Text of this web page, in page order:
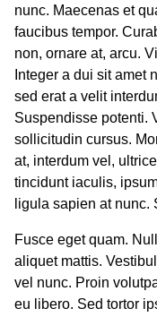
nunc. Maecenas et
faucibus tempor.
non, ornare at, arcu.
Integer a dui sit amet
sed erat a velit
Suspendisse potenti.
sollicitudin cursus.
at, interdum vel,
tincidunt iaculis,
ligula sapien at nunc.
Fusce eget quam.
aliquet mattis.
vel nunc. Proin
eu libero. Sed tortor